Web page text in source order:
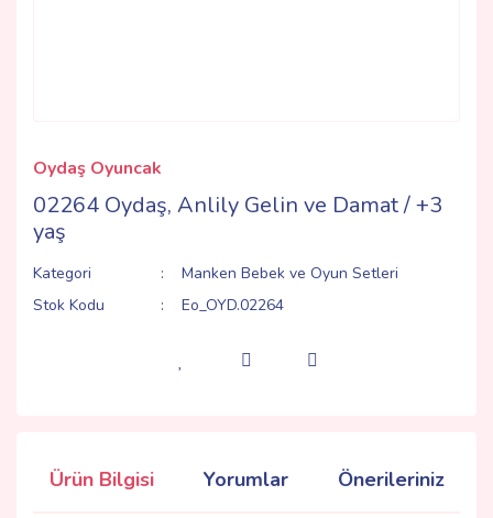
Oydaş Oyuncak
02264 Oydaş, Anlily Gelin ve Damat / +3
yaş
Kategori
Manken Bebek ve Oyun Setleri
Stok Kodu
Eo_OYD.02264
Ürün Bilgisi Yorumlar Önerileriniz